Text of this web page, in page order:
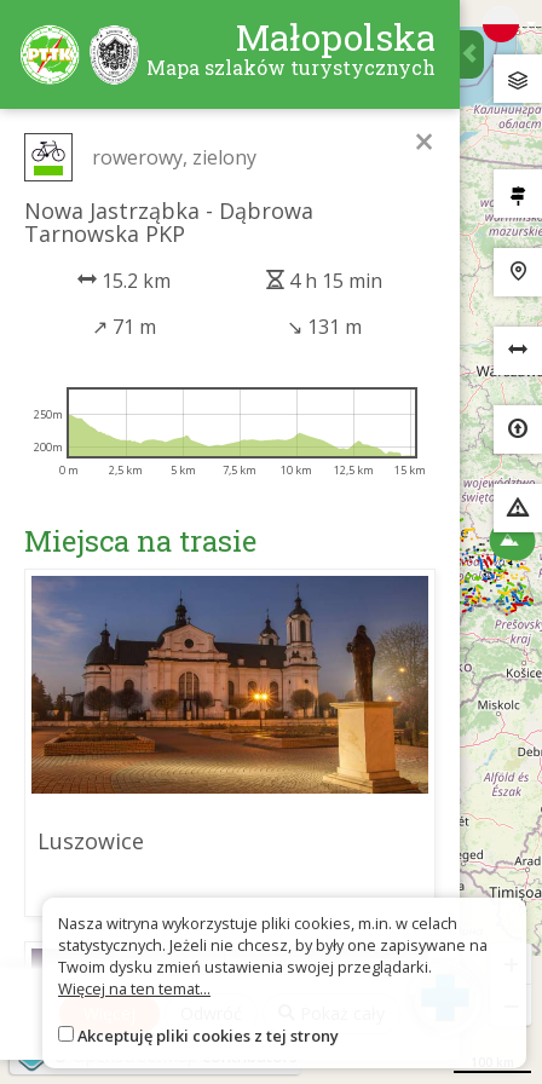
Małopolska
Mapa szlaków turystycznych
×
rowerowy, zielony
Nowa Jastrząbka - Dąbrowa
Tarnowska PKP
15.2 km
4 h 15 min
↗ 71 m ↘ 131 m
0 m 2,5 km 5 km 7,5 km 10 km 12,5 km 15 km
200m
250m
Miejsca na trasie
Luszowice
Nasza witryna wykorzystuje pliki cookies, m.in. w celach
statystycznych. Jeżeli nie chcesz, by były one zapisywane na
Twoim dysku zmień ustawienia swojej przeglądarki.
Więcej na ten temat...
Akceptuję pliki cookies z tej strony